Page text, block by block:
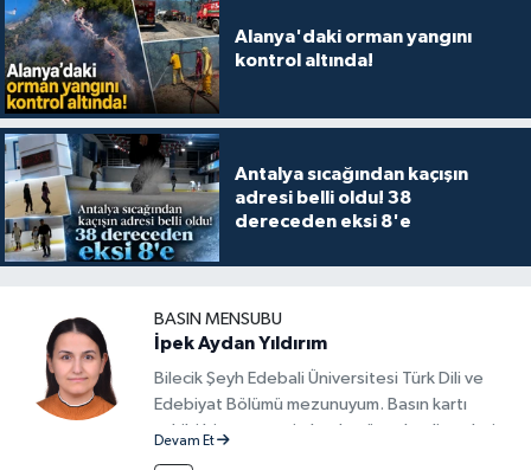
Alanya'daki orman yangını
kontrol altında!
Antalya sıcağından kaçışın
adresi belli oldu! 38
dereceden eksi 8'e
BASIN MENSUBU
İpek Aydan Yıldırım
Bilecik Şeyh Edebali Üniversitesi Türk Dili ve
Edebiyat Bölümü mezunuyum. Basın kartı
sahibi bir gazeteci olarak, güncel gelişmeleri
Devam Et